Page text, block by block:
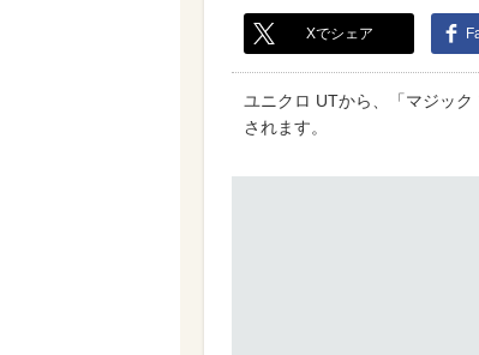
Xでシェア
ユニクロ UTから、「マジッ
されます。